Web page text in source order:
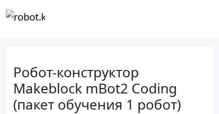
Робот-конструктор
Makeblock mBot2 Coding
(пакет обучения 1 робот)